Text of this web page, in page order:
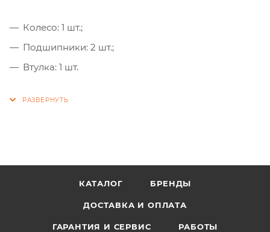
Колесо: 1 шт.;
Подшипники: 2 шт.;
Втулка: 1 шт.
КАТАЛОГ БРЕНДЫ
ДОСТАВКА И ОПЛАТА
ГАРАНТИЯ И СЕРВИС РАБОТЫ